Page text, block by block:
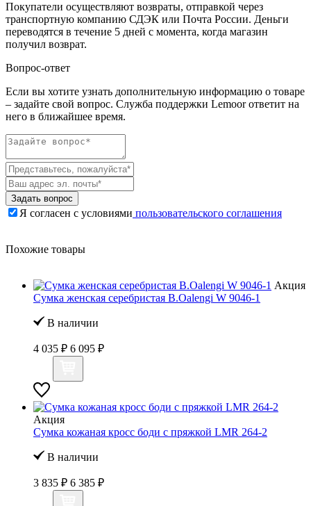
Покупатели осуществляют возвраты, отправкой через
транспортную компанию СДЭК или Почта России. Деньги
переводятся в течение 5 дней с момента, когда магазин
получил возврат.
Вопрос-ответ
Если вы хотите узнать дополнительную информацию о товаре
– задайте свой вопрос. Служба поддержки Lemoor ответит на
него в ближайшее время.
Задать вопрос
Я согласен с условиями пользовательского соглашения
Похожие товары
Акция
Сумка женская серебристая B.Oalengi W 9046-1
В наличии
4 035 ₽ 6 095 ₽
Акция
Сумка кожаная кросс боди с пряжкой LMR 264-2
В наличии
3 835 ₽ 6 385 ₽